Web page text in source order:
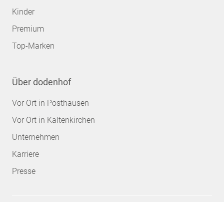
Kinder
Premium
Top-Marken
Über dodenhof
Vor Ort in Posthausen
Vor Ort in Kaltenkirchen
Unternehmen
Karriere
Presse